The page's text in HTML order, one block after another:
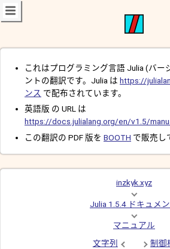
これはプログラミング言語 Julia (バー
ントの翻訳です。Julia は https://
ンス で配布されています。
英語版 の URL は
https://docs.julialang.org/en/v1.5/
この翻訳の PDF 版を BOOTH で販売し
inzkyk.xyz
Julia 1.5.4 ドキュメ
マニュアル
文字列
制御